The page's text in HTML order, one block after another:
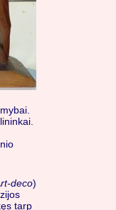
deco)
tarp